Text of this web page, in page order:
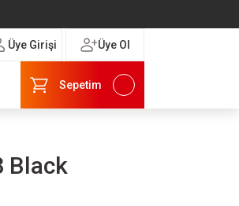
Üye Girişi Üye Ol
Sepetim
Black